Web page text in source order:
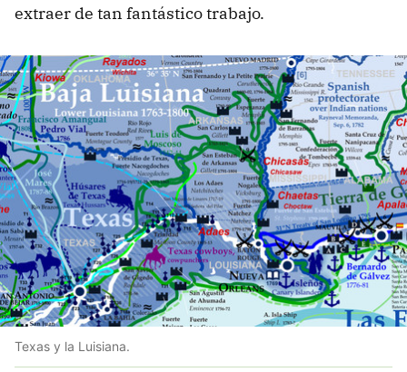
extraer de tan fantástico trabajo.
Texas y la Luisiana.